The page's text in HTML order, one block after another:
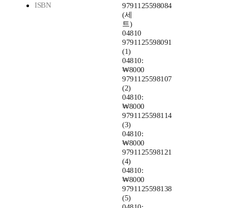
ISBN
9791125598084
(세
트)
04810
9791125598091
(1)
04810:
₩8000
9791125598107
(2)
04810:
₩8000
9791125598114
(3)
04810:
₩8000
9791125598121
(4)
04810:
₩8000
9791125598138
(5)